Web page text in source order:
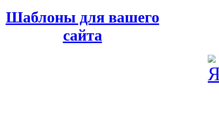
Шаблоны для вашего
сайта